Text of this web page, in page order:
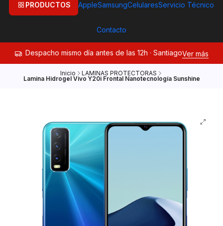
PRODUCTOS AppleSamsungCelularesServicio Técnico
Contacto
Despacho mismo día antes de las 12h · SantiagoVer más
Inicio LAMINAS PROTECTORAS
Lamina Hidrogel Vivo Y20i Frontal Nanotecnología Sunshine